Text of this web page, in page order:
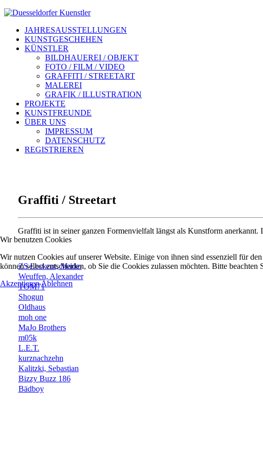
JAHRESAUSSTELLUNGEN
KUNSTGESCHEHEN
KÜNSTLER
BILDHAUEREI / OBJEKT
FOTO / FILM / VIDEO
GRAFFITI / STREETART
MALEREI
GRAFIK / ILLUSTRATION
PROJEKTE
KUNSTFREUNDE
ÜBER UNS
IMPRESSUM
DATENSCHUTZ
REGISTRIEREN
Graffiti / Streetart
Graffiti ist in seiner ganzen Formenvielfalt längst als Kunstform
ZS Leckzut, Marko
Weuffen, Alexander
TOM71
Shogun
Oldhaus
moh one
MaJo Brothers
m05k
L.E.T.
kurznachzehn
Kalitzki, Sebastian
Bizzy Buzz 186
Bädboy
Wir benutzen Cookies
Wir nutzen Cookies auf unserer Website. Einige von ihnen sind essenziell für
können selbst entscheiden, ob Sie die Cookies zulassen möchten. Bitte
Akzeptieren Ablehnen